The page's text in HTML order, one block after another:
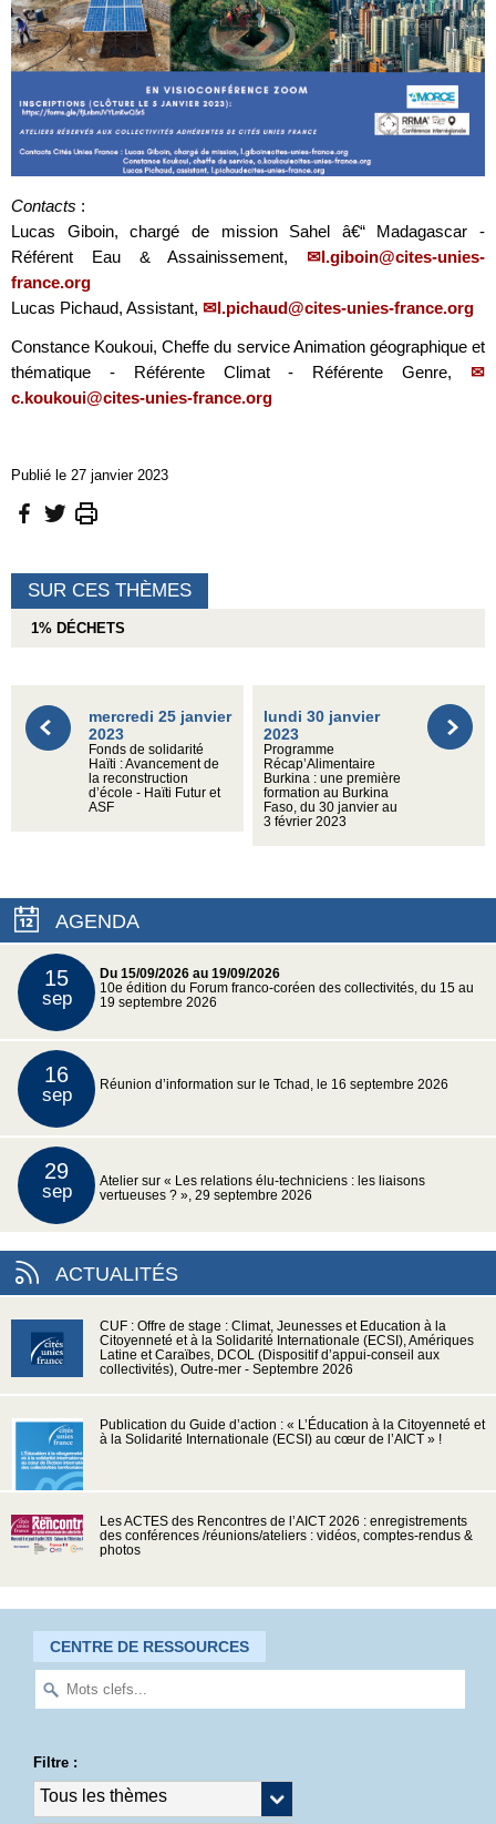
Contacts :
Lucas Giboin, chargé de mission Sahel â€“ Madagascar -
Référent Eau & Assainissement,
l.giboin@cites-unies-
france.org
Lucas Pichaud, Assistant,
l.pichaud@cites-unies-france.org
Constance Koukoui, Cheffe du service Animation géographique et
thématique - Référente Climat - Référente Genre,
c.koukoui@cites-unies-france.org
Publié le 27 janvier 2023
SUR CES THÈMES
1% DÉCHETS
mercredi 25 janvier
2023
Fonds de solidarité
Haïti : Avancement de
la reconstruction
d’école - Haïti Futur et
ASF
lundi 30 janvier
2023
Programme
Récap’Alimentaire
Burkina : une première
formation au Burkina
Faso, du 30 janvier au
3 février 2023
AGENDA
15
sep
Du 15/09/2026 au 19/09/2026
10e édition du Forum franco-coréen des collectivités, du 15 au
19 septembre 2026
16
sep Réunion d’information sur le Tchad, le 16 septembre 2026
29
sep
Atelier sur « Les relations élu-techniciens : les liaisons
vertueuses ? », 29 septembre 2026
ACTUALITÉS
CUF : Offre de stage : Climat, Jeunesses et Education à la
Citoyenneté et à la Solidarité Internationale (ECSI), Amériques
Latine et Caraïbes, DCOL (Dispositif d’appui-conseil aux
collectivités), Outre-mer - Septembre 2026
Publication du Guide d’action : « L’Éducation à la Citoyenneté et
à la Solidarité Internationale (ECSI) au cœur de l’AICT » !
Les ACTES des Rencontres de l’AICT 2026 : enregistrements
des conférences /réunions/ateliers : vidéos, comptes-rendus &
photos
CENTRE DE RESSOURCES
Filtre :